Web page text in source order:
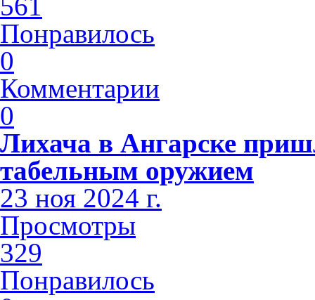
Понравилось
0
Комментарии
0
Лихача в Ангарске
табельным оружием
23 ноя 2024 г.
Просмотры
329
Понравилось